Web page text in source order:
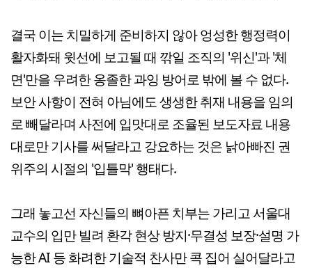
결국 이는 치밀하게 준비하지 않아 엉성한 행정력이
활자화돼 윗선에 보고될 때 깎일 조직의 '위신'과 '체
면'만을 우려한 옹졸한 과잉 방어로 밖에 볼 수 없다.
보안 사항이 전혀 아님에도 생생한 취재 내용을 임의
로 빼달라며 사전에 입맛대로 조율된 보도자료 내용
대로만 기사를 써달라고 강요하는 것은 낡아빠진 권
위주의 시절의 '입틀막' 행태다.
그래 놓고선 자신들의 뼈아픈 치부는 가리고 서울대
교수의 입만 빌려 환각 현상 방지·무결성 보장·설명 가
능한 AI 등 화려한 기술적 찬사만 콕 집어 실어달라고